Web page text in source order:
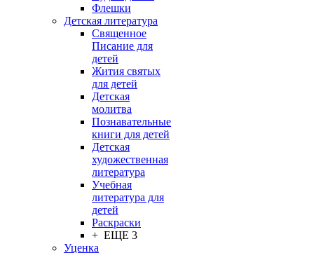
Флешки
Детская литература
Священное
Писание для
детей
Жития святых
для детей
Детская
молитва
Познавательные
книги для детей
Детская
художественная
литература
Учебная
литература для
детей
Раскраски
+ ЕЩЕ 3
Уценка